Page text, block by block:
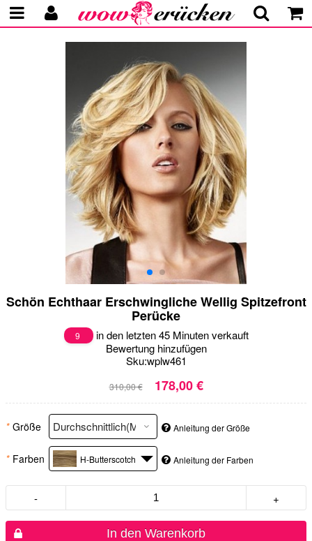
Schön Echthaar Erschwingliche Wellig Spitzefront
Perücke
9
in den letzten 45 Minuten verkauft
Bewertung hinzufügen
Sku:wplw461
310,00 € 178,00 €
* Größe Anleitung der Größe
* Farben H-Butterscotch Anleitung der Farben
- +
In den Warenkorb